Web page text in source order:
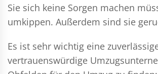
Sie sich keine Sorgen machen
umkippen. Außerdem sind sie
Es ist sehr wichtig eine
vertrauenswürdige